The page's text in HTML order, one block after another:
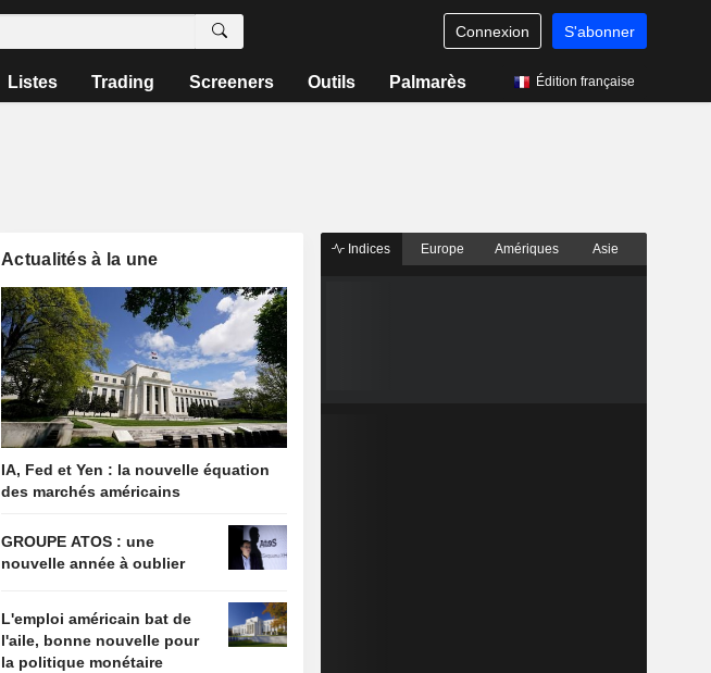
Connexion S'abonner
Listes Trading Screeners Outils Palmarès Édition française
Actualités à la une
IA, Fed et Yen : la nouvelle équation
des marchés américains
GROUPE ATOS : une
nouvelle année à oublier
L'emploi américain bat de
l'aile, bonne nouvelle pour
la politique monétaire
Indices Europe Amériques Asie